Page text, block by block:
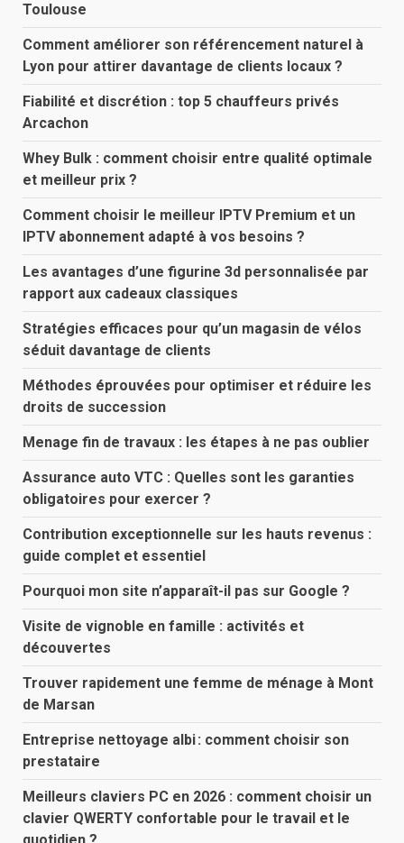
Toulouse
Comment améliorer son référencement naturel à
Lyon pour attirer davantage de clients locaux ?
Fiabilité et discrétion : top 5 chauffeurs privés
Arcachon
Whey Bulk : comment choisir entre qualité optimale
et meilleur prix ?
Comment choisir le meilleur IPTV Premium et un
IPTV abonnement adapté à vos besoins ?
Les avantages d’une figurine 3d personnalisée par
rapport aux cadeaux classiques
Stratégies efficaces pour qu’un magasin de vélos
séduit davantage de clients
Méthodes éprouvées pour optimiser et réduire les
droits de succession
Menage fin de travaux : les étapes à ne pas oublier
Assurance auto VTC : Quelles sont les garanties
obligatoires pour exercer ?
Contribution exceptionnelle sur les hauts revenus :
guide complet et essentiel
Pourquoi mon site n’apparaît-il pas sur Google ?
Visite de vignoble en famille : activités et
découvertes
Trouver rapidement une femme de ménage à Mont
de Marsan
Entreprise nettoyage albi : comment choisir son
prestataire
Meilleurs claviers PC en 2026 : comment choisir un
clavier QWERTY confortable pour le travail et le